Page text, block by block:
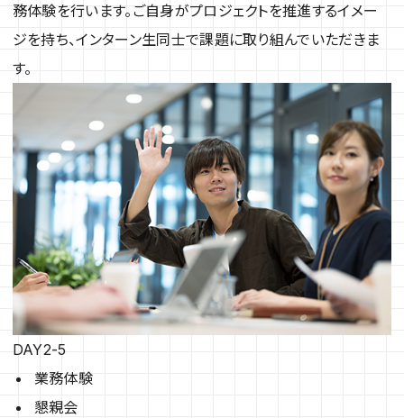
務体験を行います。ご自身がプロジェクトを推進するイメー
ジを持ち、インターン生同士で課題に取り組んでいただきま
す。
DAY2-5
業務体験
懇親会